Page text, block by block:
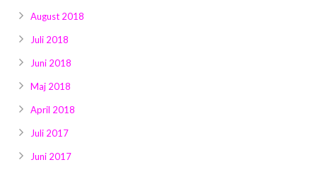
August 2018
Juli 2018
Juni 2018
Maj 2018
April 2018
Juli 2017
Juni 2017